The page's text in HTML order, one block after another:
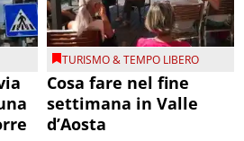
TURISMO & TEMPO LIBERO
Cosa fare nel fine
settimana in Valle
d’Aosta